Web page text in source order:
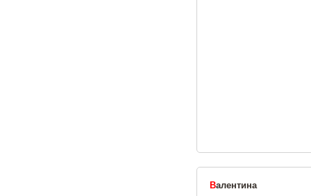
Валентина